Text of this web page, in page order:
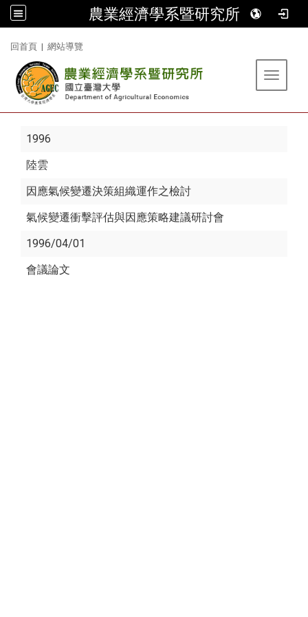
農業經濟學系暨研究所
回首頁 | 網站導覽
Toggle
1996
陸雲
因應氣候變遷決策組織運作之檢討
氣候變遷衝擊評估與因應策略建議研討會
1996/04/01
會議論文